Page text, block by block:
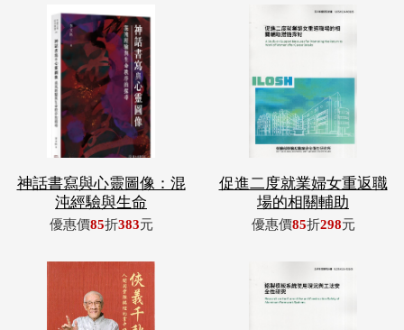
神話書寫與心靈圖像：混
沌經驗與生命
優惠價85折383元
促進二度就業婦女重返職
場的相關輔助
優惠價85折298元